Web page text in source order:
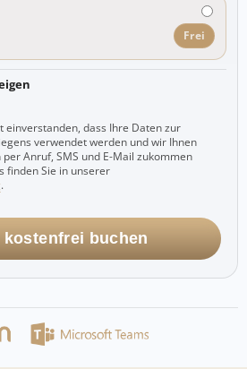
Frei
einverstanden, dass Ihre Daten zur
verwendet werden und wir Ihnen
Anruf, SMS und E-Mail zukommen
finden Sie in unserer
.
kostenfrei buchen